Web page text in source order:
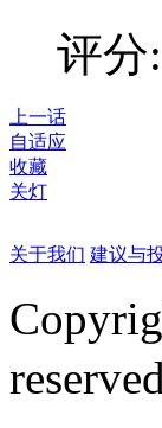
评分:
上一话
自适应
收藏
关灯
关于我们 建议与
reserved